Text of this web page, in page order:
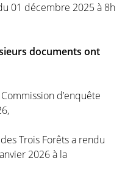
01 décembre 2025 à 8h
documents ont
d’enquête
Trois Forêts a rendu
2026 à la